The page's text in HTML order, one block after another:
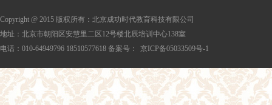
Copyright @ 2015 版权所有：北京成功时代教育科技有限公司
地址：北京市朝阳区安慧里二区12号楼北辰培训中心138室
电话：010-64949796 18510577618 备案号：
京ICP备05033509号-1